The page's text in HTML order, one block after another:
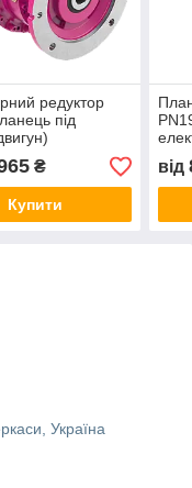
редуктор
під
₴
Купити
від
Україна